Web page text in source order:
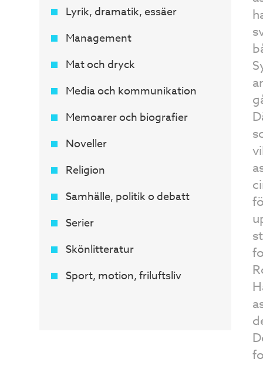
Lyrik, dramatik, essäer
Management
Mat och dryck
Media och kommunikation
Memoarer och biografier
Noveller
Religion
Samhälle, politik o debatt
Serier
Skönlitteratur
Sport, motion, friluftsliv